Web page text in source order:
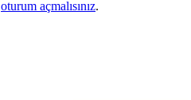
oturum açmalısınız.